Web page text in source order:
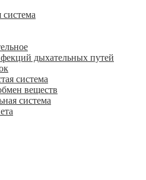
дыхательных путей
система
веществ
система